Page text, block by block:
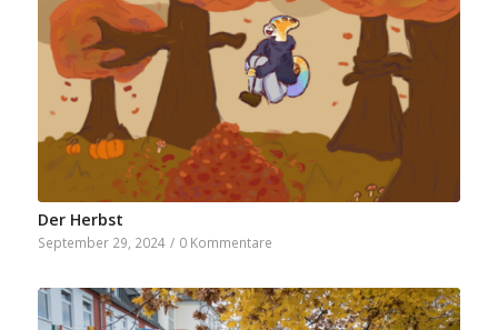
Der Herbst
September 29, 2024 / 0 Kommentare